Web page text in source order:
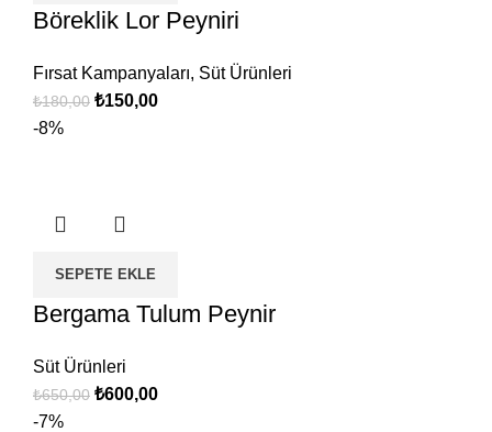
Böreklik Lor Peyniri
Fırsat Kampanyaları, Süt Ürünleri
₺180,00 Orijinal
₺150,00Şu
-8%
SEPETE EKLE
Bergama Tulum Peynir
Süt Ürünleri
₺650,00 Orijinal
₺600,00Şu
-7%